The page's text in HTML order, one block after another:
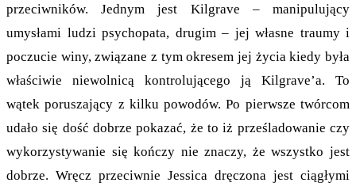
przeciwników. Jednym jest Kilgrave – manipulujący
umysłami ludzi psychopata, drugim – jej własne traumy i
poczucie winy, związane z tym okresem jej życia kiedy była
właściwie niewolnicą kontrolującego ją Kilgrave’a. To
wątek poruszający z kilku powodów. Po pierwsze twórcom
udało się dość dobrze pokazać, że to iż prześladowanie czy
wykorzystywanie się kończy nie znaczy, że wszystko jest
dobrze. Wręcz przeciwnie Jessica dręczona jest ciągłymi